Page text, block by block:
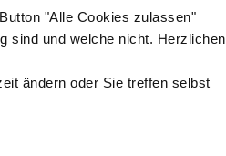
"Alle Cookies zulassen"
sind und welche nicht. Herzlichen
ändern oder Sie treffen selbst